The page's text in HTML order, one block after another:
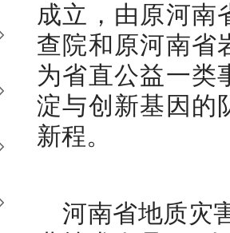
成立，由原河南
查院和原河南省
为省直公益一类
淀与创新基因的
新程。
河南省地质灾